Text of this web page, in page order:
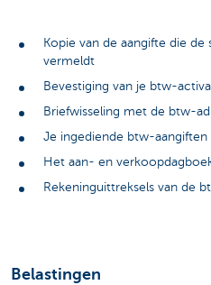
Kopie van de aangifte die
vermeldt
Bevestiging van je btw-
Briefwisseling met de btw-
Je ingediende btw-
Het aan- en
Rekeninguittreksels van de
Belastingen